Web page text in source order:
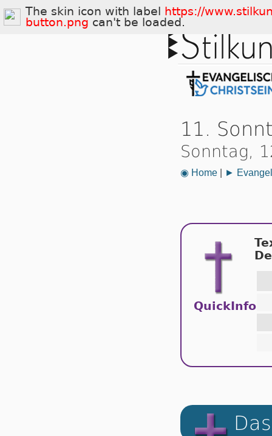
11.
Sonntag,
◉ Home| ►
QuickInfo
The skin icon with label
https://
button.png can't be loaded.